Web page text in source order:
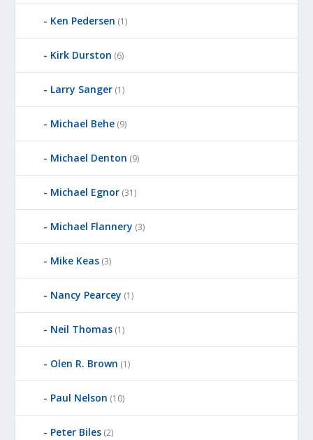
Ken Pedersen (1)
Kirk Durston (6)
Larry Sanger (1)
Michael Behe (9)
Michael Denton (9)
Michael Egnor (31)
Michael Flannery (3)
Mike Keas (3)
Nancy Pearcey (1)
Neil Thomas (1)
Olen R. Brown (1)
Paul Nelson (10)
Peter Biles (2)